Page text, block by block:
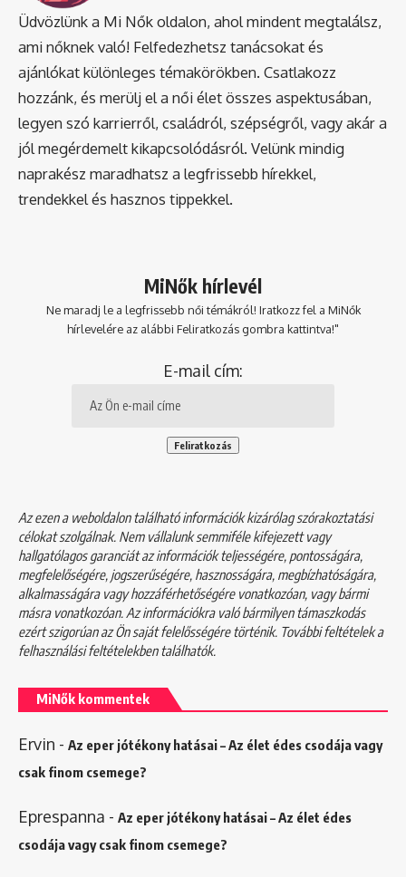
Üdvözlünk a Mi Nők oldalon, ahol mindent megtalálsz,
ami nőknek való! Felfedezhetsz tanácsokat és
ajánlókat különleges témakörökben. Csatlakozz
hozzánk, és merülj el a női élet összes aspektusában,
legyen szó karrierről, családról, szépségről, vagy akár a
jól megérdemelt kikapcsolódásról. Velünk mindig
naprakész maradhatsz a legfrissebb hírekkel,
trendekkel és hasznos tippekkel.
MiNők hírlevél
Ne maradj le a legfrissebb női témákról! Iratkozz fel a MiNők
hírlevelére az alábbi Feliratkozás gombra kattintva!"
E-mail cím:
Az ezen a weboldalon található információk kizárólag szórakoztatási
célokat szolgálnak. Nem vállalunk semmiféle kifejezett vagy
hallgatólagos garanciát az információk teljességére, pontosságára,
megfelelőségére, jogszerűségére, hasznosságára, megbízhatóságára,
alkalmasságára vagy hozzáférhetőségére vonatkozóan, vagy bármi
másra vonatkozóan. Az információkra való bármilyen támaszkodás
ezért szigorúan az Ön saját felelősségére történik. További feltételek a
felhasználási feltételekbentalálhatók.
MiNők kommentek
Ervin - Az eper jótékony hatásai – Az élet édes csodája vagy
csak finom csemege?
Eprespanna - Az eper jótékony hatásai – Az élet édes
csodája vagy csak finom csemege?